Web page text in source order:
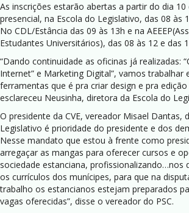
As inscrições estarão abertas a partir do dia
presencial, na Escola do Legislativo, das 08 às
No CDL/Estância das 09 às 13h e na
Estudantes Universitários), das 08 às 12 e das
“Dando continuidade as oficinas já realizadas:
Internet” e Marketing Digital”, vamos trabalhar
ferramentas que é pra criar design e pra edição
esclareceu Neusinha, diretora da Escola do
O presidente da CVE, vereador Misael Dantas,
Legislativo é prioridade do presidente e dos
Nesse mandato que estou à frente como
arregaçar as mangas para oferecer cursos e
sociedade estanciana, profissionalizando…nos
os currículos dos munícipes, para que na
trabalho os estancianos estejam preparados
vagas oferecidas”, disse o vereador do PSC.